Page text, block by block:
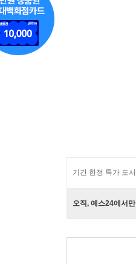
기간 한정 특가 도서
오직, 예스24에서만